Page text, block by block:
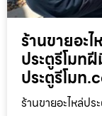
ร้านขายอะ
ประตูรีโมท
ประตูรีโมท
ร้านขายอะไหล่ปร